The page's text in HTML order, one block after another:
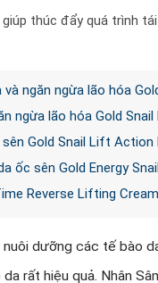
thúc đẩy quá trình
ngăn ngừa lão hóa
ngừa lão hóa Gold Snail
Gold Snail Lift Action
ốc sên Gold Energy
Reverse Lifting
dưỡng các tế bào
rất hiệu quả. Nhân